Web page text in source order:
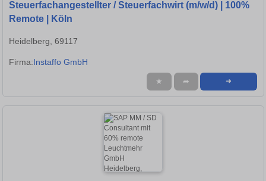
Steuerfachangestellter / Steuerfachwirt (m/w/d) | 100%
Remote | Köln
Heidelberg, 69117
Firma:Instaffo GmbH
★ ➦ ➜